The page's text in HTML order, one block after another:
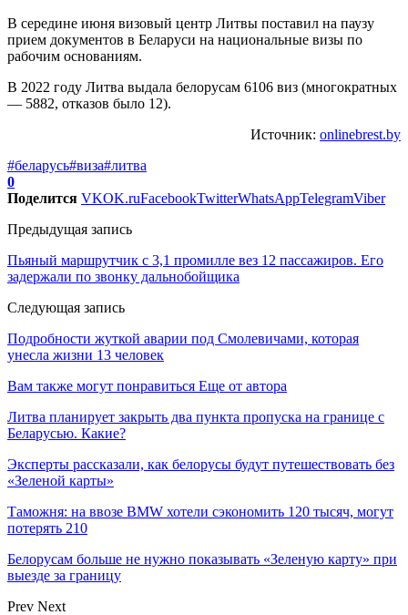
В середине июня визовый центр Литвы поставил на паузу
прием документов в Беларуси на национальные визы по
рабочим основаниям.
В 2022 году Литва выдала белорусам 6106 виз (многократных
— 5882, отказов было 12).
Источник: onlinebrest.by
#беларусь#виза#литва
0
Поделится VKOK.ruFacebookTwitterWhatsAppTelegramViber
Предыдущая запись
Пьяный маршрутчик с 3,1 промилле вез 12 пассажиров. Его
задержали по звонку дальнобойщика
Следующая запись
Подробности жуткой аварии под Смолевичами, которая
унесла жизни 13 человек
Вам также могут понравиться Еще от автора
Литва планирует закрыть два пункта пропуска на границе с
Беларусью. Какие?
Эксперты рассказали, как белорусы будут путешествовать без
«Зеленой карты»
Таможня: на ввозе BMW хотели сэкономить 120 тысяч, могут
потерять 210
Белорусам больше не нужно показывать «Зеленую карту» при
выезде за границу
Prev Next